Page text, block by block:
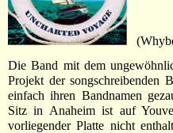
Die Band mit dem
Projekt der
einfach ihren Bandnamen
Sitz in Anaheim ist auf
vorliegender Platte nicht